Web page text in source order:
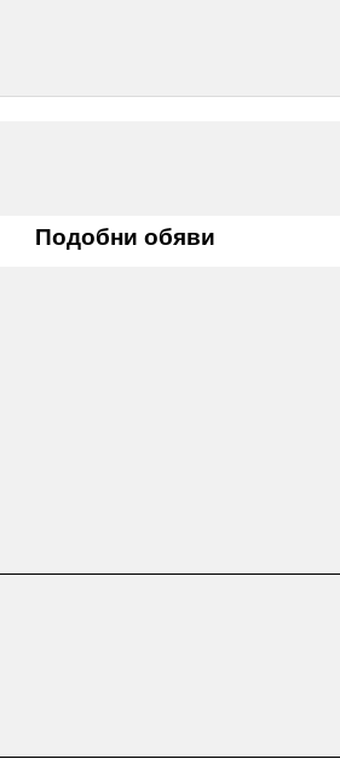
Подобни обяви